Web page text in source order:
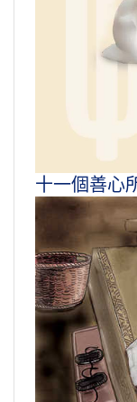
十一個善心